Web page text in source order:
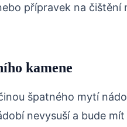
přípravek na čištění
kamene
špatného mytí
nevysuší a bude